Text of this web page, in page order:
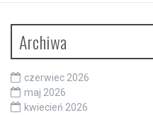
Archiwa
czerwiec 2026
maj 2026
kwiecień 2026